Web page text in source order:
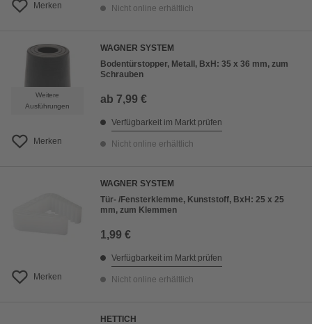
Merken Nicht online erhältlich
Weitere
Ausführungen
Merken
WAGNER SYSTEM
Bodentürstopper, Metall, BxH: 35 x 36 mm, zum
Schrauben
ab 7,99 €
Verfügbarkeit im Markt prüfen
Nicht online erhältlich
Merken
WAGNER SYSTEM
Tür- /Fensterklemme, Kunststoff, BxH: 25 x 25
mm, zum Klemmen
1,99 €
Verfügbarkeit im Markt prüfen
Nicht online erhältlich
HETTICH